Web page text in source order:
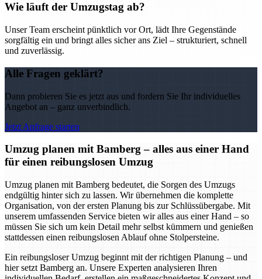
Wie läuft der Umzugstag ab?
Unser Team erscheint pünktlich vor Ort, lädt Ihre Gegenstände
sorgfältig ein und bringt alles sicher ans Ziel – strukturiert, schnell
und zuverlässig.
Alle Fragen geklärt?
Dann probieren Sie es jetzt aus und fordern Sie Ihr individuelles
Angebot an – ganz unverbindlich.
Jetzt Anfrage starten
Umzug planen mit Bamberg – alles aus einer Hand
für einen reibungslosen Umzug
Umzug planen mit Bamberg bedeutet, die Sorgen des Umzugs
endgültig hinter sich zu lassen. Wir übernehmen die komplette
Organisation, von der ersten Planung bis zur Schlüssübergabe. Mit
unserem umfassenden Service bieten wir alles aus einer Hand – so
müssen Sie sich um kein Detail mehr selbst kümmern und genießen
stattdessen einen reibungslosen Ablauf ohne Stolpersteine.
Ein reibungsloser Umzug beginnt mit der richtigen Planung – und
hier setzt Bamberg an. Unsere Experten analysieren Ihren